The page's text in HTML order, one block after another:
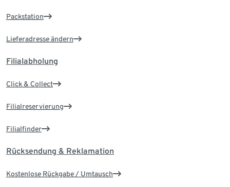
Packstation
Lieferadresse ändern
Filialabholung
Click & Collect
Filialreservierung
Filialfinder
Rücksendung & Reklamation
Kostenlose Rückgabe / Umtausch